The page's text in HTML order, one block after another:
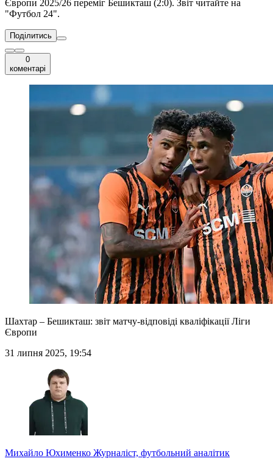
Європи 2025/26 переміг Бешикташ (2:0). Звіт читайте на
"Футбол 24".
Поділитись
0
коментарі
Шахтар – Бешикташ: звіт матчу-відповіді кваліфікації Ліги
Європи
31 липня 2025, 19:54
Михайло Юхименко Журналіст, футбольний аналітик